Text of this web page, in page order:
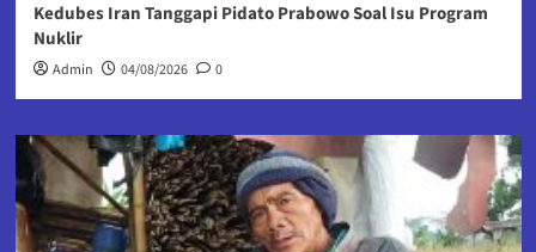
Kedubes Iran Tanggapi Pidato Prabowo Soal Isu Program
Nuklir
Admin 04/08/2026 0